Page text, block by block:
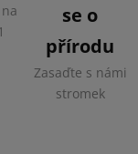
se o
přírodu
Zasaďte s námi
stromek